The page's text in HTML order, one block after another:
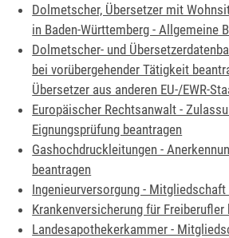
Dolmetscher, Übersetzer mit
in Baden-Württemberg - Allgemeine
Dolmetscher- und
bei vorübergehender Tätigkeit
Übersetzer aus anderen EU-/EWR-
Europäischer Rechtsanwalt -
Eignungsprüfung beantragen
Gashochdruckleitungen -
beantragen
Ingenieurversorgung - Mitgliedschaft
Krankenversicherung für Freiberufler
Landesapothekerkammer -